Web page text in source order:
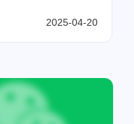
2025-04-20